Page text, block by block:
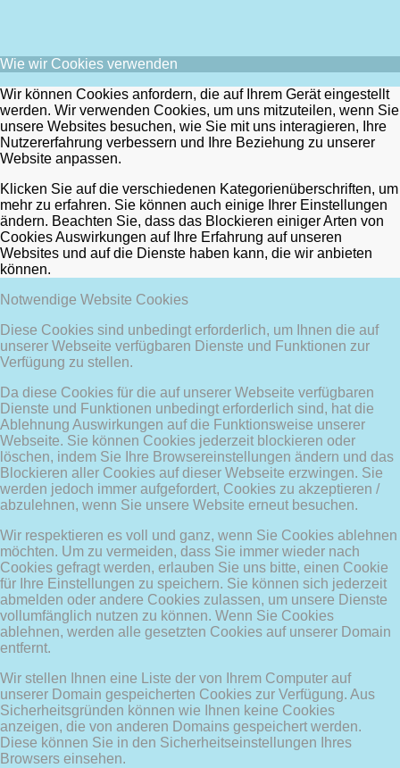
Wie wir Cookies verwenden
Wir können Cookies anfordern, die auf Ihrem Gerät eingestellt
werden. Wir verwenden Cookies, um uns mitzuteilen, wenn Sie
unsere Websites besuchen, wie Sie mit uns interagieren, Ihre
Nutzererfahrung verbessern und Ihre Beziehung zu unserer
Website anpassen.
Klicken Sie auf die verschiedenen Kategorienüberschriften, um
mehr zu erfahren. Sie können auch einige Ihrer Einstellungen
ändern. Beachten Sie, dass das Blockieren einiger Arten von
Cookies Auswirkungen auf Ihre Erfahrung auf unseren
Websites und auf die Dienste haben kann, die wir anbieten
können.
Notwendige Website Cookies
Diese Cookies sind unbedingt erforderlich, um Ihnen die auf
unserer Webseite verfügbaren Dienste und Funktionen zur
Verfügung zu stellen.
Da diese Cookies für die auf unserer Webseite verfügbaren
Dienste und Funktionen unbedingt erforderlich sind, hat die
Ablehnung Auswirkungen auf die Funktionsweise unserer
Webseite. Sie können Cookies jederzeit blockieren oder
löschen, indem Sie Ihre Browsereinstellungen ändern und das
Blockieren aller Cookies auf dieser Webseite erzwingen. Sie
werden jedoch immer aufgefordert, Cookies zu akzeptieren /
abzulehnen, wenn Sie unsere Website erneut besuchen.
Wir respektieren es voll und ganz, wenn Sie Cookies ablehnen
möchten. Um zu vermeiden, dass Sie immer wieder nach
Cookies gefragt werden, erlauben Sie uns bitte, einen Cookie
für Ihre Einstellungen zu speichern. Sie können sich jederzeit
abmelden oder andere Cookies zulassen, um unsere Dienste
vollumfänglich nutzen zu können. Wenn Sie Cookies
ablehnen, werden alle gesetzten Cookies auf unserer Domain
entfernt.
Wir stellen Ihnen eine Liste der von Ihrem Computer auf
unserer Domain gespeicherten Cookies zur Verfügung. Aus
Sicherheitsgründen können wie Ihnen keine Cookies
anzeigen, die von anderen Domains gespeichert werden.
Diese können Sie in den Sicherheitseinstellungen Ihres
Browsers einsehen.